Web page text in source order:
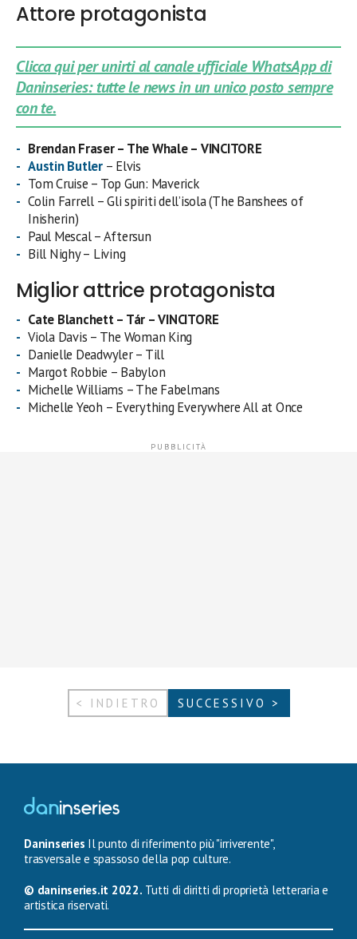
Attore protagonista
Clicca qui per unirti al canale ufficiale WhatsApp di
Daninseries: tutte le news in un unico posto sempre
con te.
Brendan Fraser – The Whale – VINCITORE
Austin Butler– Elvis
Tom Cruise – Top Gun: Maverick
Colin Farrell – Gli spiriti dell’isola (The Banshees of
Inisherin)
Paul Mescal – Aftersun
Bill Nighy – Living
Miglior attrice protagonista
Cate Blanchett – Tár – VINCITORE
Viola Davis – The Woman King
Danielle Deadwyler – Till
Margot Robbie – Babylon
Michelle Williams – The Fabelmans
Michelle Yeoh – Everything Everywhere All at Once
< INDIETRO SUCCESSIVO >
Daninseries Il punto di riferimento più "irriverente",
trasversale e spassoso della pop culture.
© daninseries.it 2022. Tutti di diritti di proprietà letteraria e
artistica riservati.